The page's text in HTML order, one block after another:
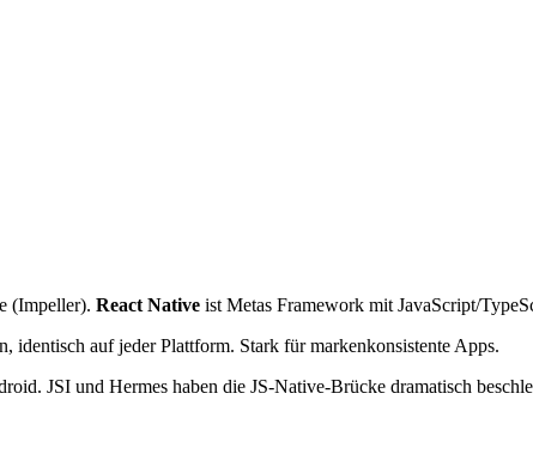
(Impeller). React Native ist Metas Framework mit JavaScript/
auf jeder Plattform. Stark für markenkonsistente Apps.
JSI und Hermes haben die JS-Native-Brücke dramatisch